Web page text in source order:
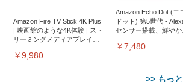
Amazon Fire TV Stick 4K Plus
| 映画館のような4K体験 | スト
リーミングメディアプレイヤ
￥9,980
Amazon Echo Dot (エ
ドット) 第5世代 -
センサー搭載、鮮やか
￥7,480
>> もっ